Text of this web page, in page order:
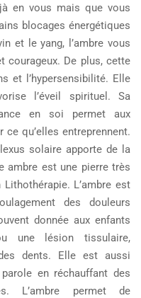
en vous mais que vous
blocages énergétiques
et le yang, l’ambre vous
courageux. De plus, cette
et l’hypersensibilité. Elle
l’éveil spirituel. Sa
en soi permet aux
qu’elles entreprennent.
solaire apporte de la
ambre est une pierre très
L’ambre est
des douleurs
donnée aux enfants
une lésion tissulaire,
dents. Elle est aussi
en réchauffant des
L’ambre permet de